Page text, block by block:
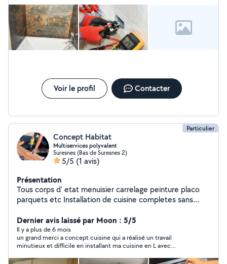
RÉNOVATION DES PROFESSIONNELS A VOTRE SERVICE
Un seul interlocuteur, jusqu'à la fin de votre chantier.
Des délais rapides un résultat 100% garantis Assurance
Décennale Construction.Rénovation Démolition
Plomberie Electricité Maçonnerie Carrelage Platerie
Création salle de bain comptemporain Terrasse en bois
composite Etancheité Rénovation QUALITE ET
RESPECT DES NORMES
Voir le profil Contacter
Particulier
Concept Habitat
Multiservices polyvalent
Suresnes (Bas de Suresnes 2)
5/5 (1 avis)
Présentation
Tous corps d' etat menuisier carrelage peinture placo
parquets etc Installation de cuisine completes sans
débutant Spécialiste IKEA, BRICO DEPOT, LEROY
MERLIN Peinture, remise en état, rénovation intérieure
Qualité top, finitions soignées, et des prix abordables
Références client disponibles, photo de mes chantiers
sur tablette Déplacement Paris Banlieue mon
Dernier avis laissé par Moon : 5/5
Il y a plus de 6 mois
un grand merci a concept cuisine qui a réalisé un travail
minutieux et difficile en installant ma cuisine en L avec
matériel pour un prix raisonnable , a pris le temps de me donner